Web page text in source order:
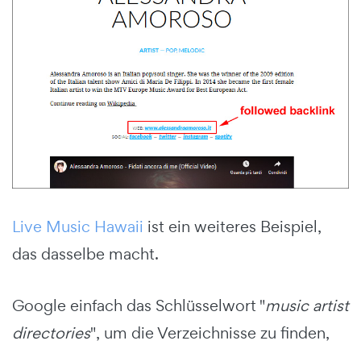
Live Music Hawaii ist ein weiteres Beispiel,
das dasselbe macht.
Google einfach das Schlüsselwort "music artist
directories", um die Verzeichnisse zu finden,